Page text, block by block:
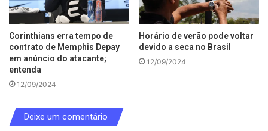
Corinthians erra tempo de
contrato de Memphis Depay
em anúncio do atacante;
entenda
12/09/2024
Horário de verão pode voltar
devido a seca no Brasil
12/09/2024
Deixe um comentário